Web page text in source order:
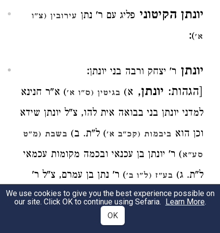
יונתן הקיטוני פליג עם ר' נתן עירובין (צ"ו
א')
:
יונתן ר' יצחק ורבה בני יונתן:
[הגהות: יונתן, א) בגיטין (ס"ו א') א"ר חנינא
למדני יונתן בני בבואה אית להו, צ"ל יונתן שידא
וכן הוא ביבמות (קכ"ב א') ל"ת. ב) בשבת (מ"ט
סע"א) ר' יונתן בן עכנאי ובכמה מקומות עכמאי
ל"ת. ג) בע"ז (ל"ו ב') ר' נתן בן עמרם, צ"ל ר'
יונתן ל"ת:]
We use cookies to give you the best experience possible on
our site. Click OK to continue using Sefaria. Learn More.
OK